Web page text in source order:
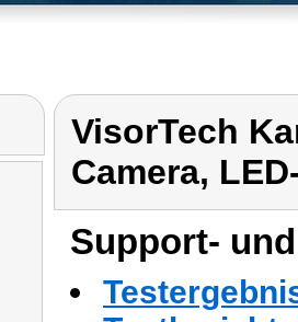
VisorTech
Camera,
Support-